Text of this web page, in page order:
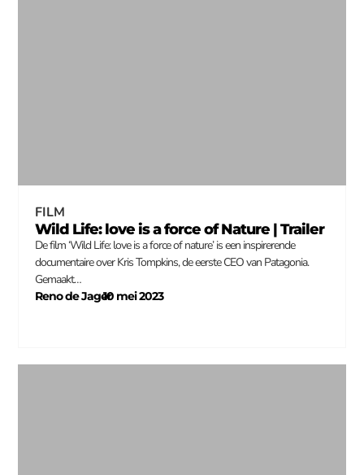
FILM
Wild Life: love is a force of Nature | Trailer
De film ‘Wild Life: love is a force of nature’ is een inspirerende
documentaire over Kris Tompkins, de eerste CEO van Patagonia.
Gemaakt…
Reno de Jager
–
10 mei 2023